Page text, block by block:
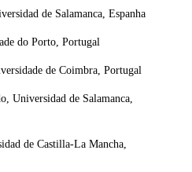
de Salamanca, Espanha
do Porto, Portugal
de Coimbra, Portugal
Universidad de Salamanca,
de Castilla-La Mancha,